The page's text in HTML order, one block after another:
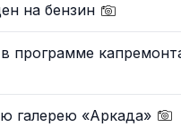
на бензин
программе
галерею «Аркада»